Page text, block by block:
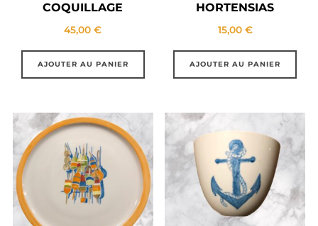
COQUILLAGE
45,00€
AJOUTER AU PANIER
HORTENSIAS
15,00 €
AJOUTER AU PANIER